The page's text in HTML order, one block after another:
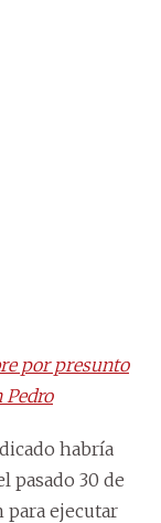
por presunto
Pedro
habría
pasado 30 de
ejecutar